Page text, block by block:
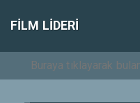
FILM LIDERI